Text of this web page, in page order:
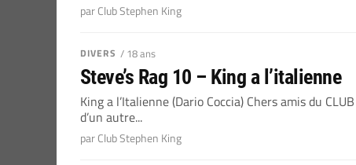
par Club Stephen King
DIVERS / 18 ans
Steve’s Rag 10 – King a l’italienne
King a l’Italienne (Dario Coccia) Chers amis du
d’un autre...
par Club Stephen King